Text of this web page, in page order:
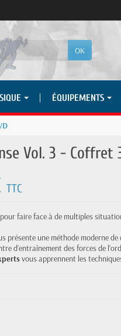
OK
ÉQUIPEMENTS
Vol. 3 - Coffret
TTC
faire face à de multiples
présente une méthode moderne de
d’entraînement des forces de
vous apprennent les